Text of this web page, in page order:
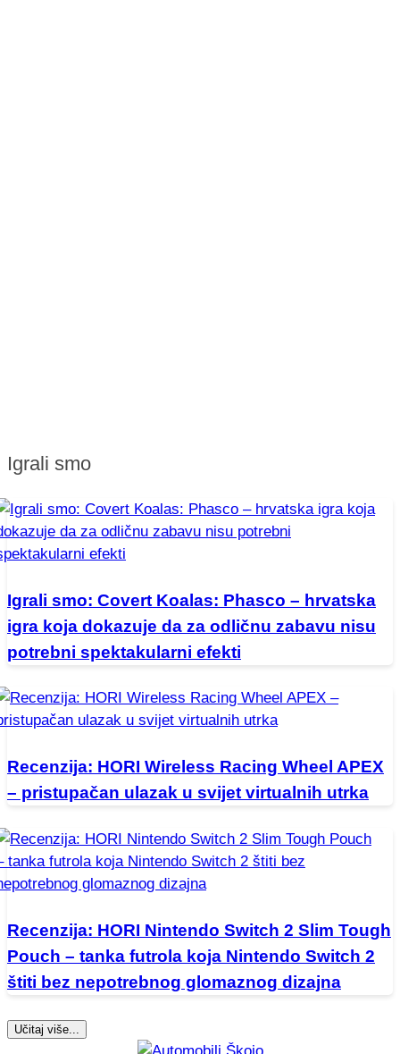
Igrali smo
Igrali smo: Covert Koalas: Phasco – hrvatska
igra koja dokazuje da za odličnu zabavu nisu
potrebni spektakularni efekti
Recenzija: HORI Wireless Racing Wheel APEX
– pristupačan ulazak u svijet virtualnih utrka
Recenzija: HORI Nintendo Switch 2 Slim Tough
Pouch – tanka futrola koja Nintendo Switch 2
štiti bez nepotrebnog glomaznog dizajna
Učitaj više...